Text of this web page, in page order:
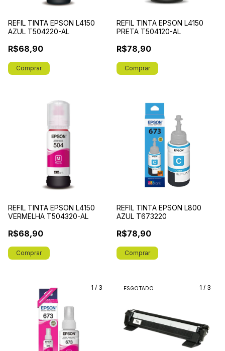
REFIL TINTA EPSON L4150
AZUL T504220-AL
R$68,90
REFIL TINTA EPSON L4150
PRETA T504120-AL
R$78,90
REFIL TINTA EPSON L4150
VERMELHA T504320-AL
R$68,90
REFIL TINTA EPSON L800
AZUL T673220
R$78,90
1 / 3 1 / 3
ESGOTADO